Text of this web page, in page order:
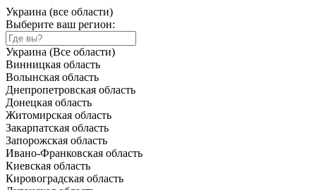
Украина (все области)
Выберите ваш регион:
Украина (Все области)
Винницкая область
Волынская область
Днепропетровская область
Донецкая область
Житомирская область
Закарпатская область
Запорожская область
Ивано-Франковская область
Киевская область
Кировоградская область